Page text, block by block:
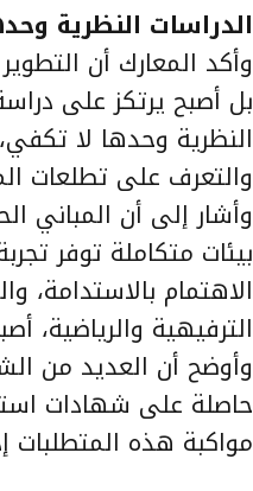
الدراسات النظرية
وأكد المعارك أن
بل أصبح يرتكز على
النظرية وحدها لا
والتعرف على تطلعات
وأشار إلى أن المباني
بيئات متكاملة توفر
الاهتمام بالاستدامة،
الترفيهية والرياضية،
وأوضح أن العديد من
حاصلة على شهادات
مواكبة هذه